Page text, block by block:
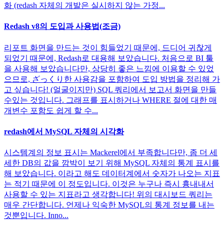
화 (redash 자체의 개발은 실시하지 않는 가정...
Redash v8의 도입과 사용법(조금)
리포트 화면을 만드는 것이 힘들었기 때문에, 드디어 귀찮게
되었기 때문에, Redash로 대용해 보았습니다. 처음으로 BI 툴
을 사용해 보았습니다만, 상당히 좋은 느낌에 이용할 수 있었
으므로, ざっくり한 사용감을 포함하여 도입 방법을 정리해 가
고 싶습니다! (얼굴이지만) SQL 쿼리에서 보고서 화면을 만들
수있는 것입니다. 그래프를 표시하거나 WHERE 절에 대한 매
개변수 포함도 쉽게 할 수...
redash에서 MySQL 자체의 시각화
시스템계의 정보 표시는 Mackerel에서 부족합니다만, 좀 더 세
세한 DB의 값을 깜박이 보기 위해 MySQL 자체의 통계 표시를
해 보았습니다. 이라고 해도 데이터계에서 숫자가 나오는 지표
는 적기 때문에 이 정도입니다. 이것은 누구나 즉시 흉내내서
사용할 수 있는 지표라고 생각합니다! 위의 대시보드 쿼리는
매우 간단합니다. 언제나 익숙한 MySQL의 통계 정보를 내는
것뿐입니다. Inno...